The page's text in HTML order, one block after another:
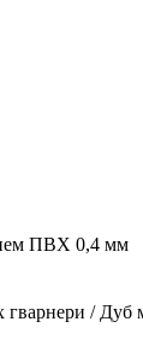
ПВХ 0,4 мм
/ Дуб